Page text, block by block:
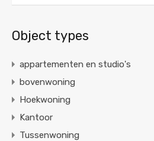
Object types
appartementen en studio's
bovenwoning
Hoekwoning
Kantoor
Tussenwoning